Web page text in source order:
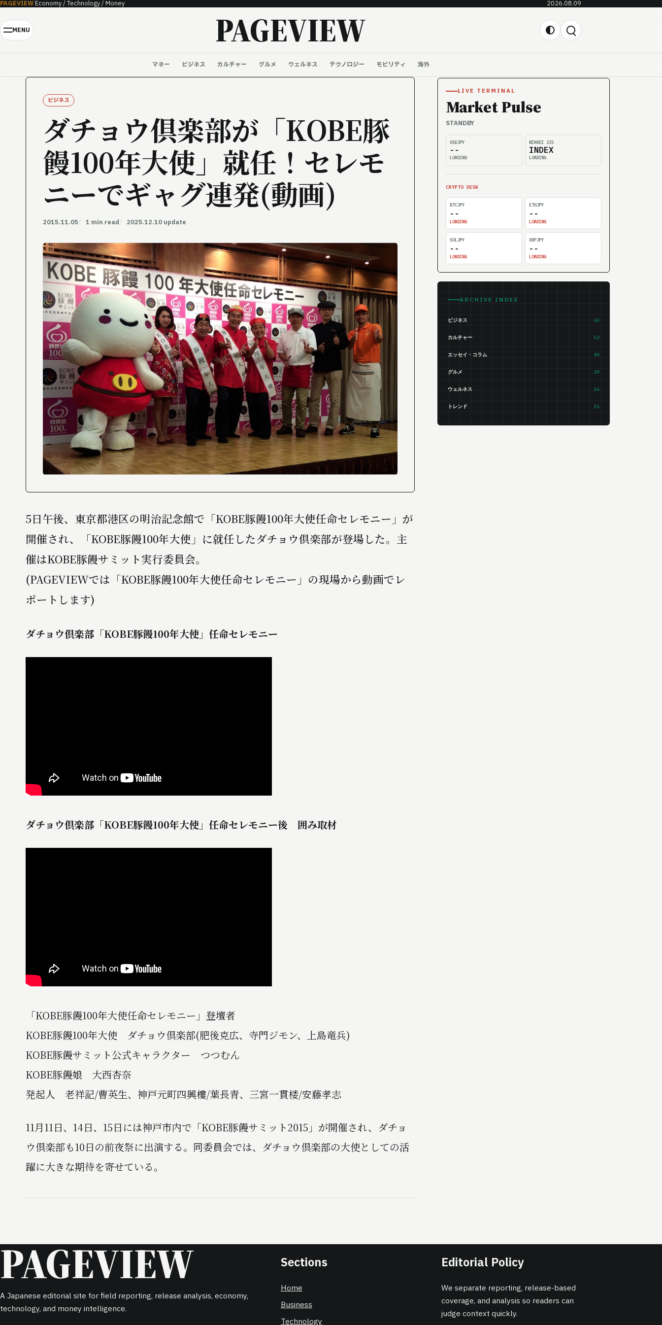
Skip to content
PAGEVIEWEconomy / Technology / Money 2026.08.09
MENU PAGEVIEW
マネー ビジネス カルチャー グルメ ウェルネス テクノロジー モビリティ 海外
ビジネス
ダチョウ倶楽部が「KOBE豚
饅100年大使」就任！セレモ
ニーでギャグ連発(動画)
2015.11.05 1 min read 2025.12.10 update
5日午後、東京都港区の明治記念館で「KOBE豚饅100年大使任命セレモニー」が
開催され、「KOBE豚饅100年大使」に就任したダチョウ倶楽部が登場した。主
催はKOBE豚饅サミット実行委員会。
(PAGEVIEWでは「KOBE豚饅100年大使任命セレモニー」の現場から動画でレ
ポートします)
ダチョウ倶楽部「KOBE豚饅100年大使」任命セレモニー
ダチョウ倶楽部「KOBE豚饅100年大使」任命セレモニー後 囲み取材
「KOBE豚饅100年大使任命セレモニー」登壇者
KOBE豚饅100年大使 ダチョウ倶楽部(肥後克広、寺門ジモン、上島竜兵)
KOBE豚饅サミット公式キャラクター つつむん
KOBE豚饅娘 大西杏奈
発起人 老祥記/曹英生、神戸元町四興樓/葉長青、三宮一貫楼/安藤孝志
11月11日、14日、15日には神戸市内で「KOBE豚饅サミット2015」が開催され、ダチョ
ウ倶楽部も10日の前夜祭に出演する。同委員会では、ダチョウ倶楽部の大使としての活
躍に大きな期待を寄せている。
LIVE TERMINAL
Market Pulse
STANDBY
USDJPY
--
LOADING
NIKKEI 225
INDEX
LOADING
CRYPTO DESK
BTCJPY
--
LOADING
ETHJPY
--
LOADING
SOLJPY
--
LOADING
XRPJPY
--
LOADING
ARCHIVE INDEX
ビジネス 60
カルチャー 52
エッセイ・コラム 40
グルメ 29
ウェルネス 16
トレンド 15
PAGEVIEW
A Japanese editorial site for field reporting, release analysis, economy,
technology, and money intelligence.
Sections
Home
Business
Technology
Editorial Policy
We separate reporting, release-based
coverage, and analysis so readers can
judge context quickly.